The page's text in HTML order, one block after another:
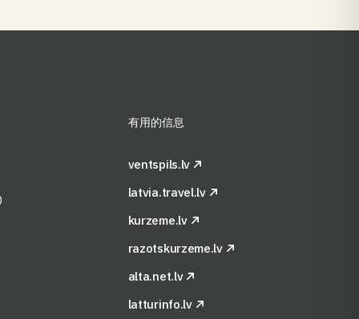
有用的信息
ventspils.lv
latvia.travel.lv
kurzeme.lv
razotskurzeme.lv
alta.net.lv
latturinfo.lv